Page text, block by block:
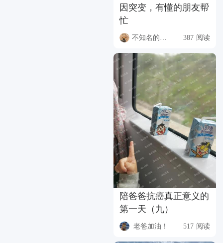
因突变，有懂的朋友帮
忙
不知名的升本人 387 阅读
陪爸爸抗癌真正意义的
第一天（九）
老爸加油！ 517 阅读